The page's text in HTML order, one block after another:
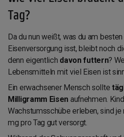
Tag?
Da du nun weißt, was du am
Eisenversorgung isst, bleibt noch
denn eigentlich davon futtern?
Lebensmitteln mit viel Eisen ist
Ein erwachsener Mensch sollte
Milligramm Eisen aufnehmen.
Wachstumsschübe erleben, sind
mg pro Tag gut versorgt.